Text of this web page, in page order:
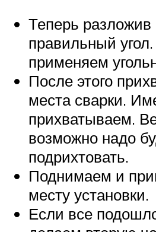
Теперь
правильный
применяем
После этого
места сварки.
прихватываем.
возможно надо
подрихтовать.
Поднимаем и
месту установки.
Если все